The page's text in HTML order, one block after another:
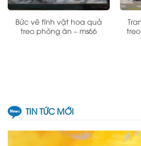
Bức vẽ tĩnh vật hoa quả
treo phòng ăn – ms66
TIN TỨC MỚI